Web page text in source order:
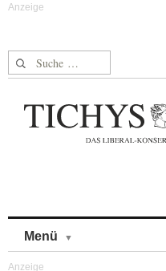
Suche nach:
Menü